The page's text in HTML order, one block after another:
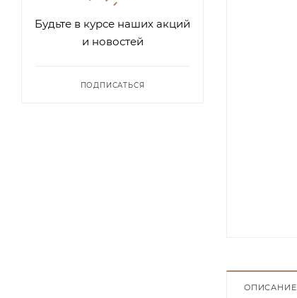
ОПИСАНИЕ
Будьте в курсе наших акций
и новостей
ПОДПИСАТЬСЯ